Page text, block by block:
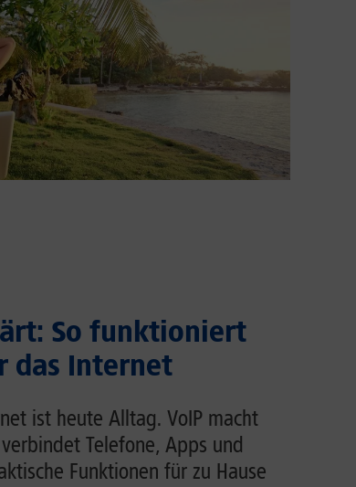
So funktioniert
das Internet
ist heute Alltag. VoIP macht
Telefone, Apps und
Funktionen für zu Hause